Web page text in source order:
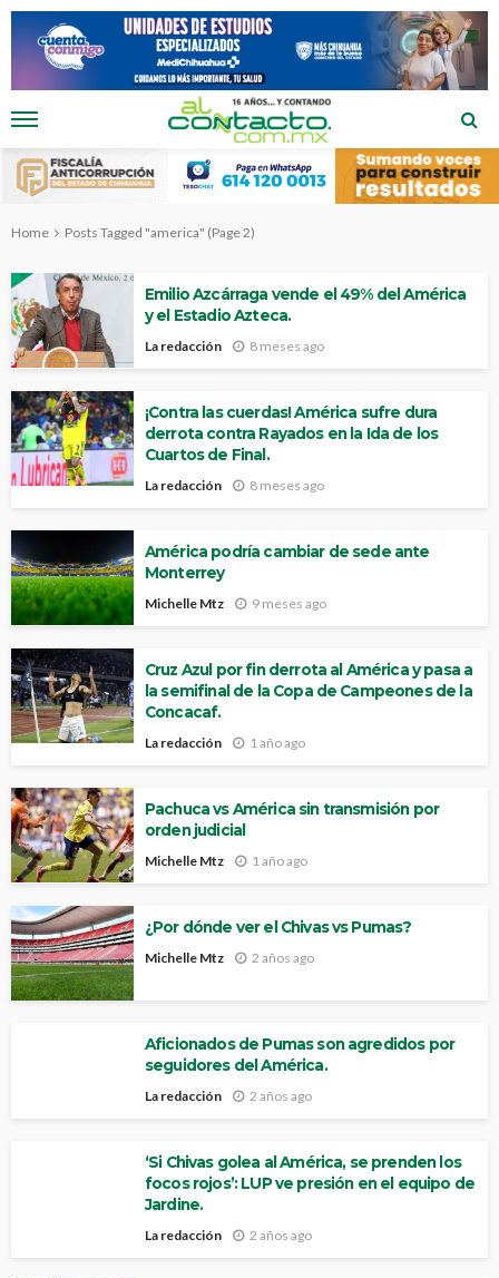
Home Posts Tagged "america" (Page 2)
Emilio Azcárraga vende el 49% del América
y el Estadio Azteca.
La redacción 8 meses ago
¡Contra las cuerdas! América sufre dura
derrota contra Rayados en la Ida de los
Cuartos de Final.
La redacción 8 meses ago
América podría cambiar de sede ante
Monterrey
Michelle Mtz 9 meses ago
Cruz Azul por fin derrota al América y pasa a
la semifinal de la Copa de Campeones de la
Concacaf.
La redacción 1 año ago
Pachuca vs América sin transmisión por
orden judicial
Michelle Mtz 1 año ago
¿Por dónde ver el Chivas vs Pumas?
Michelle Mtz 2 años ago
Aficionados de Pumas son agredidos por
seguidores del América.
La redacción 2 años ago
‘Si Chivas golea al América, se prenden los
focos rojos’: LUP ve presión en el equipo de
Jardine.
La redacción 2 años ago